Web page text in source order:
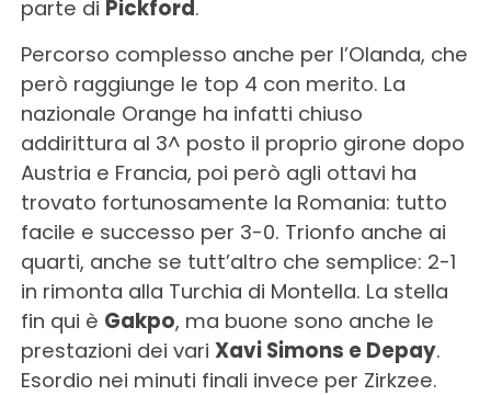
parte di Pickford.
Percorso complesso anche per l’Olanda, che
però raggiunge le top 4 con merito. La
nazionale Orange ha infatti chiuso
addirittura al 3^ posto il proprio girone dopo
Austria e Francia, poi però agli ottavi ha
trovato fortunosamente la Romania: tutto
facile e successo per 3-0. Trionfo anche ai
quarti, anche se tutt’altro che semplice: 2-1
in rimonta alla Turchia di Montella. La stella
fin qui è Gakpo, ma buone sono anche le
prestazioni dei vari Xavi Simons e Depay.
Esordio nei minuti finali invece per Zirkzee.